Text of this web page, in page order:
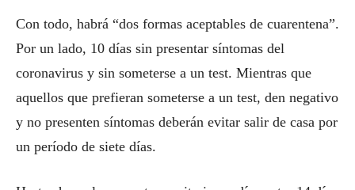
Con todo, habrá “dos formas aceptables de cuarentena”.
Por un lado, 10 días sin presentar síntomas del
coronavirus y sin someterse a un test. Mientras que
aquellos que prefieran someterse a un test, den negativo
y no presenten síntomas deberán evitar salir de casa por
un período de siete días.